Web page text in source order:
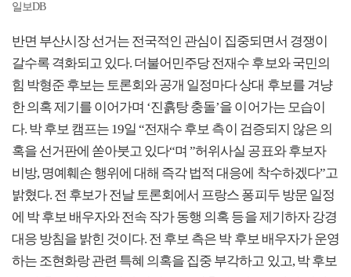
일보DB
반면 부산시장 선거는 전국적인 관심이 집중되면서 경쟁이
갈수록 격화되고 있다. 더불어민주당 전재수 후보와 국민의
힘 박형준 후보는 토론회와 공개 일정마다 상대 후보를 겨냥
한 의혹 제기를 이어가며 ‘진흙탕 충돌’을 이어가는 모습이
다. 박 후보 캠프는 19일 “전재수 후보 측이 검증되지 않은 의
혹을 선거판에 쏟아붓고 있다“며 ”허위사실 공표와 후보자
비방, 명예훼손 행위에 대해 즉각 법적 대응에 착수하겠다”고
밝혔다. 전 후보가 전날 토론회에서 프랑스 퐁피두 방문 일정
에 박 후보 배우자와 전속 작가 동행 의혹 등을 제기하자 강경
대응 방침을 밝힌 것이다. 전 후보 측은 박 후보 배우자가 운영
하는 조현화랑 관련 특혜 의혹을 집중 부각하고 있고, 박 후보